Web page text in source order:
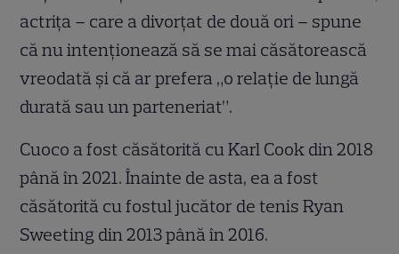
actrița – care a divorțat de două ori – spune
că nu intenționează să se mai căsătorească
vreodată și că ar prefera „o relație de lungă
durată sau un parteneriat”.
Cuoco a fost căsătorită cu Karl Cook din 2018
până în 2021. Înainte de asta, ea a fost
căsătorită cu fostul jucător de tenis Ryan
Sweeting din 2013 până în 2016.